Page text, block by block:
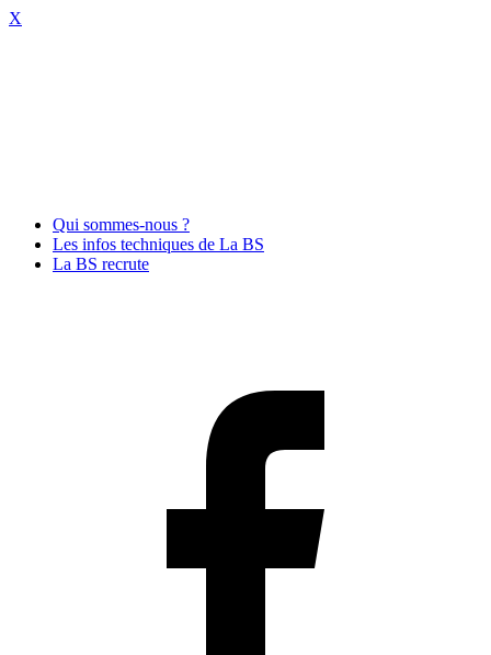
X
Qui sommes-nous ?
Les infos techniques de La BS
La BS recrute